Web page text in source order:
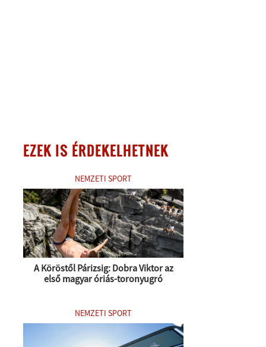
EZEK IS ÉRDEKELHETNEK
NEMZETI SPORT
A Köröstől Párizsig: Dobra Viktor az
első magyar óriás-toronyugró
NEMZETI SPORT